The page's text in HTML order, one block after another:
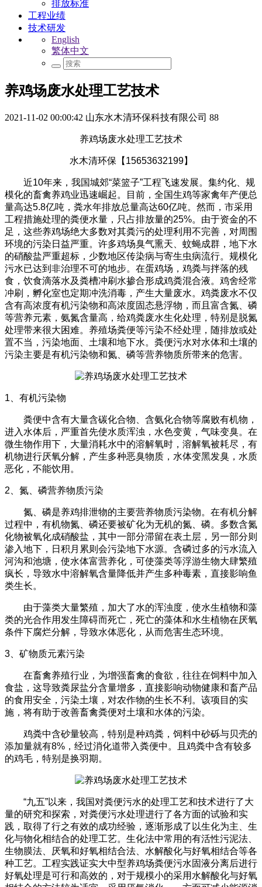
排放标准
工程业绩
技术研发
English
繁体中文
养鸡场废水处理工艺技术
2021-11-02 00:00:42 山东水木清环保科技有限公司 88
养鸡场废水处理工艺技术
水木清环保【15653632199】
近10年来，我国城郊“菜篮子”工程飞速发展。集约化、规
模化的畜禽养鸡业迅速崛起。目前，全国生鸡等家禽年产便总
量高达5.8亿吨，粪水年排放总量高达60亿吨。然而，市采用
工程措施处理的粪便水量，只占排放量的25%。由于资金的不
足，这些养鸡场绝大多数对其粪污的处理利用不完善，对周围
环境的污染日益严重。许多鸡场臭气熏天、蚊蝇成群，地下水
的硝酸盐严重超标，少数地区传染病与寄生虫病流行。规模化
污水已达到非治理不可的地步。在蛋鸡场，鸡粪与拌落的残
食，饮食滴落水及粪槽冲刷水掺合形成鸡粪混合液。鸡舍经常
冲刷，孵化室也定期冲洗消毒，产生大量废水。鸡粪废水不仅
含有高浓度有机污染物和高浓度固态悬浮物，而且富含氮、磷
等营养元素，氨氮含量高，给鸡粪废水生化处理，特别是脱氮
处理带来很大困难。养殖场粪便等污染不经处理，随排放或处
置不当，污染地面、土壤和地下水。粪便污水对水体和土壤的
污染主要是有机污染物和氮、磷等营养物质所带来的危害。
1 、有机污染物
粪便中含有大量含碳化合物、含氨化合物等腐败有机物，
进入水体后，严重首先使水质浑浊，水色变黄，气味变臭。在
微生物作用下，大量消耗水中的溶解氧时，溶解氧被耗尽，有
机物进行厌氧分解，产生多种恶臭物质，水体变黑发臭，水质
恶化，不能饮用。
2 、氮、磷营养物质污染
氮、磷是养鸡排泄物的主要营养物质污染物。在有机分解
过程中，有机物氮、磷还要被矿化为无机的氮、磷。多数含氮
化物被氧化成硝酸盐，其中一部分滞留在表土层，另一部分则
渗入地下，日积月累则会污染地下水源。含磷过多的污水流入
河沟和池塘，使水体富营养化，可使藻类等浮游生物大肆繁殖
疯长，导致水中溶解氧含量降低并产生多种毒素，直接影响鱼
类生长。
由于藻类大量繁殖，加大了水的浑浊度，使水生植物和藻
类的光合作用发生障碍而死亡，死亡的藻体和水生植物在厌氧
条件下腐烂分解，导致水体恶化，从而危害生态环境。
3 、矿物质元素污染
在畜禽养殖行业，为增强畜禽的食欲，往往在饲料中加入
食盐，这导致粪尿盐分含量增多，直接影响动物健康和畜产品
的食用安全，污染土壤，对农作物的生长不利。该项目的实
施，将有助于改善畜禽粪便对土壤和水体的污染。
鸡粪中含砂量较高，特别是种鸡粪，饲料中砂砾与贝壳的
添加量就有8%，经过消化道带入粪便中。且鸡粪中含有较多
的鸡毛，特别是换羽期。
“九五”以来，我国对粪便污水的处理工艺和技术进行了大
量的研究和探索，对粪便污水处理进行了各方面的试验和实
践，取得了行之有效的成功经验，逐渐形成了以生化为主、生
化与物化相结合的处理工艺。生化法中常用的有活性污泥法、
生物膜法、厌氧和好氧相结合法、水解酸化与好氧相结合等各
种工艺。工程实践证实大中型养鸡场粪便污水固液分离后进行
好氧处理是可行和高效的，对于规模小的采用水解酸化与好氧